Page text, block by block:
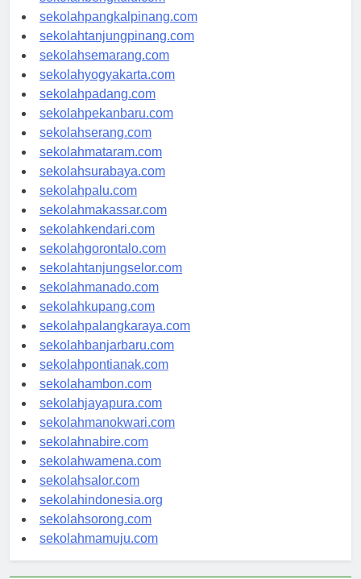
sekolahbengkulu.com
sekolahpangkalpinang.com
sekolahtanjungpinang.com
sekolahsemarang.com
sekolahyogyakarta.com
sekolahpadang.com
sekolahpekanbaru.com
sekolahserang.com
sekolahmataram.com
sekolahsurabaya.com
sekolahpalu.com
sekolahmakassar.com
sekolahkendari.com
sekolahgorontalo.com
sekolahtanjungselor.com
sekolahmanado.com
sekolahkupang.com
sekolahpalangkaraya.com
sekolahbanjarbaru.com
sekolahpontianak.com
sekolahambon.com
sekolahjayapura.com
sekolahmanokwari.com
sekolahnabire.com
sekolahwamena.com
sekolahsalor.com
sekolahindonesia.org
sekolahsorong.com